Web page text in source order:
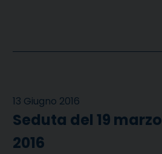
13 Giugno 2016
Seduta del 19 marzo
2016